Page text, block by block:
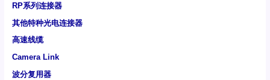
RP系列连接器
其他特种光电连接器
高速线缆
Camera Link
波分复用器